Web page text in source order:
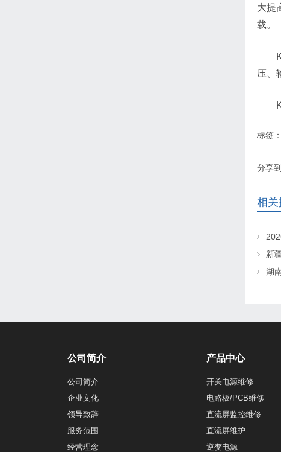
大提
载。
压、
标签：
分享
相关
公司简介
公司简介
企业文化
领导致辞
服务范围
经营理念
产品中心
开关电源维修
电路板/PCB维修
直流屏监控维修
直流屏维护
逆变电源